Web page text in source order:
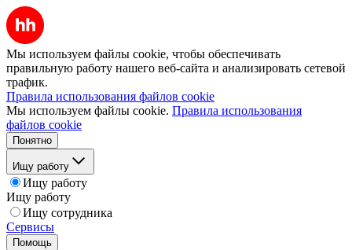
Мы используем файлы cookie, чтобы обеспечивать
правильную работу нашего веб-сайта и анализировать сетевой
трафик.
Правила использования файлов cookie
Мы используем файлы cookie. Правила использования
файлов cookie
Понятно
Ищу работу
Ищу работу
Ищу работу
Ищу сотрудника
Сервисы
Помощь